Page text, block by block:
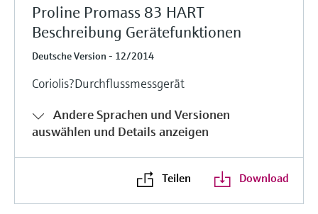
Proline Promass 83 HART
Beschreibung Gerätefunktionen
Deutsche Version - 12/2014
Coriolis?Durchflussmessgerät
Andere Sprachen und Versionen
auswählen und Details anzeigen
Teilen Download